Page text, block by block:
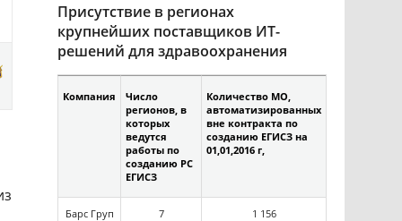
Присутствие в регионах
крупнейших поставщиков ИТ-
решений для здравоохранения
Компания
Число
регионов, в
которых
ведутся
работы по
созданию РС
ЕГИСЗ
Количество МО,
автоматизированных
вне контракта по
созданию ЕГИСЗ на
01,01,2016 г,
Барс Груп 7 1 156